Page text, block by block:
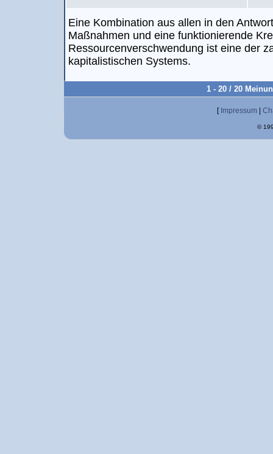
Eine Kombination aus allen in den
Maßnahmen und eine funktionierende
Ressourcenverschwendung ist eine der
kapitalistischen Systems.
1 - 20 / 20
[ Impressum
©